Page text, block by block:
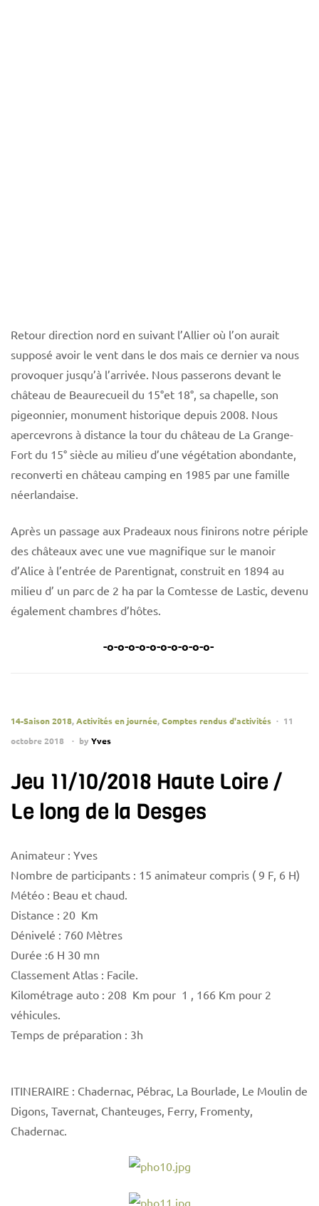
Retour direction nord en suivant l’Allier où l’on aurait
supposé avoir le vent dans le dos mais ce dernier va nous
provoquer jusqu’à l’arrivée. Nous passerons devant le
château de Beaurecueil du 15°et 18°, sa chapelle, son
pigeonnier, monument historique depuis 2008. Nous
apercevrons à distance la tour du château de La Grange-
Fort du 15° siècle au milieu d’une végétation abondante,
reconverti en château camping en 1985 par une famille
néerlandaise.
Après un passage aux Pradeaux nous finirons notre périple
des châteaux avec une vue magnifique sur le manoir
d’Alice à l’entrée de Parentignat, construit en 1894 au
milieu d’ un parc de 2 ha par la Comtesse de Lastic, devenu
également chambres d’hôtes.
-o-o-o-o-o-o-o-o-o-o-
14-Saison 2018,Activités en journée,Comptes rendus d'activités
11
octobre 2018
by Yves
Jeu 11/10/2018 Haute Loire /
Le long de la Desges
Animateur : Yves
Nombre de participants : 15 animateur compris ( 9 F, 6 H)
Météo : Beau et chaud.
Distance : 20 Km
Dénivelé : 760 Mètres
Durée :6 H 30 mn
Classement Atlas : Facile.
Kilométrage auto : 208 Km pour 1 , 166 Km pour 2
véhicules.
Temps de préparation : 3h
ITINERAIRE : Chadernac, Pébrac, La Bourlade, Le Moulin de
Digons, Tavernat, Chanteuges, Ferry, Fromenty,
Chadernac.